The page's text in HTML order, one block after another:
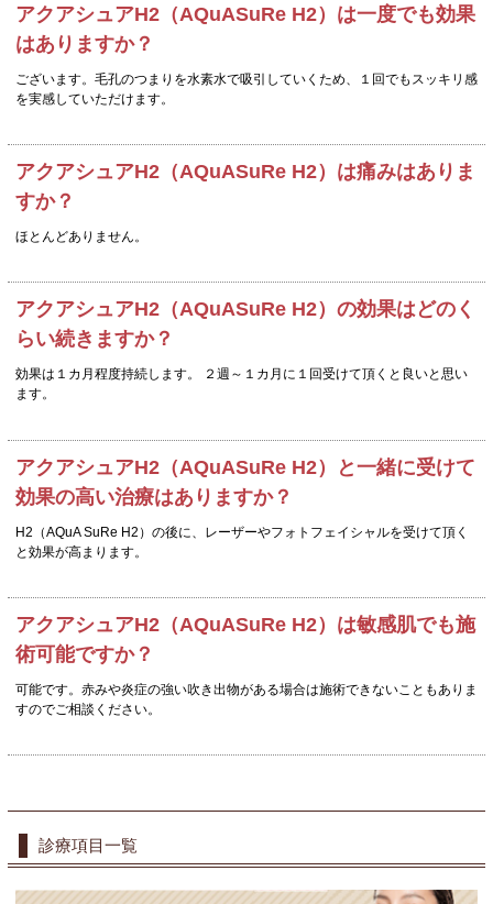
アクアシュアH2（AQuASuRe H2）は一度でも効果
はありますか？
ございます。毛孔のつまりを水素水で吸引していくため、１回でもスッキリ感
を実感していただけます。
アクアシュアH2（AQuASuRe H2）は痛みはありま
すか？
ほとんどありません。
アクアシュアH2（AQuASuRe H2）の効果はどのく
らい続きますか？
効果は１カ月程度持続します。 ２週～１カ月に１回受けて頂くと良いと思い
ます。
アクアシュアH2（AQuASuRe H2）と一緒に受けて
効果の高い治療はありますか？
H2（AQuA SuRe H2）の後に、レーザーやフォトフェイシャルを受けて頂く
と効果が高まります。
アクアシュアH2（AQuASuRe H2）は敏感肌でも施
術可能ですか？
可能です。赤みや炎症の強い吹き出物がある場合は施術できないこともありま
すのでご相談ください。
診療項目一覧